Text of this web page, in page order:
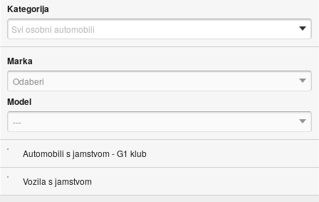
Kategorija
Marka
Odaberi
Model
---
Automobili s jamstvom - G1 klub
Vozila s jamstvom